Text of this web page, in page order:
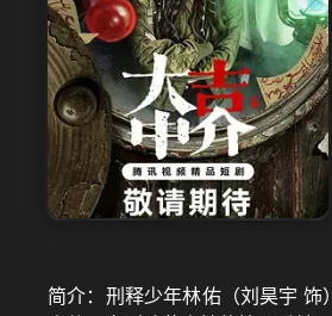
简介： 刑释少年林佑（刘昊宇 饰